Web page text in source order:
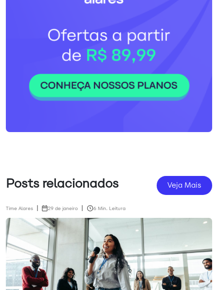
Posts relacionados Veja Mais
Time Alares 29 de janeiro 6 Min. Leitura